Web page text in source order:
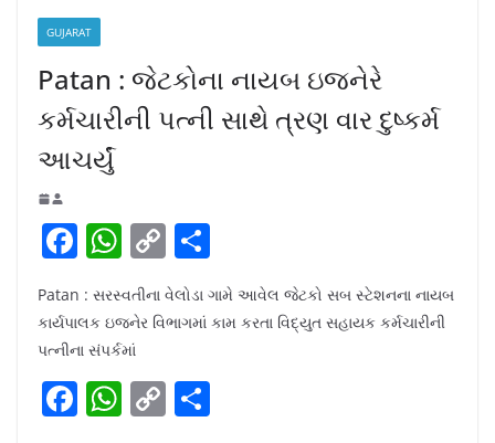
GUJARAT
Patan : જેટકોના નાયબ ઇજનેરે
કર્મચારીની પત્ની સાથે ત્રણ વાર દુષ્કર્મ
આચર્યું
F
c
e
b
o
W
h
at
s
A
p
C
o
p
Li
n
h
ar
Patan : સરસ્વતીના વેલોડા ગામે આવેલ જેટકો સબ સ્ટેશનના નાયબ
કાર્યપાલક ઇજનેર વિભાગમાં કામ કરતા વિદ્યુત સહાયક કર્મચારીની
પત્નીના સંપર્કમાં
F W C